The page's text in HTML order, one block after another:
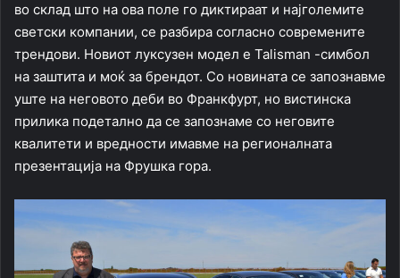
во склад што на ова поле го диктираат и најголемите
светски компании, се разбира согласно современите
трендови. Новиот луксузен модел е Talisman -симбол
на заштита и моќ за брендот. Со новината се запознавме
уште на неговото деби во Франкфурт, но вистинска
прилика подетално да се запознаме со неговите
квалитети и вредности имавме на регионалната
презентација на Фрушка гора.